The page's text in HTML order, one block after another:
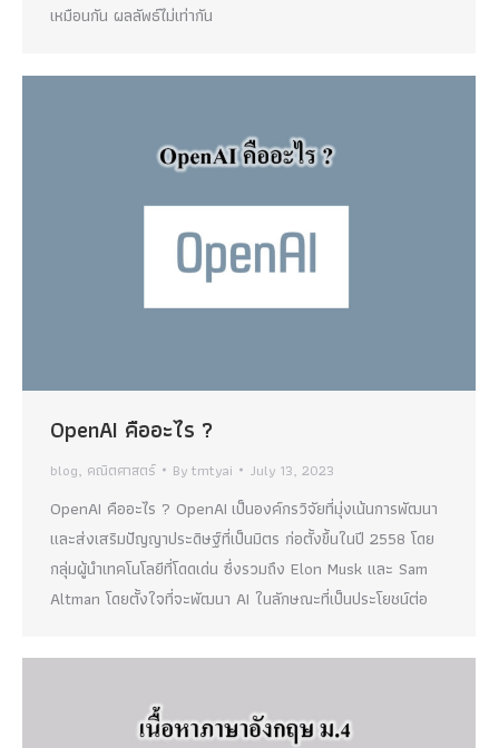
เหมือนกัน ผลลัพธ์ไม่เท่ากัน
OpenAI คืออะไร ?
blog, คณิตศาสตร์ Bytmtyai July 13, 2023
OpenAI คืออะไร ? OpenAI เป็นองค์กรวิจัยที่มุ่งเน้นการพัฒนา
และส่งเสริมปัญญาประดิษฐ์ที่เป็นมิตร ก่อตั้งขึ้นในปี 2558 โดย
กลุ่มผู้นำเทคโนโลยีที่โดดเด่น ซึ่งรวมถึง Elon Musk และ Sam
Altman โดยตั้งใจที่จะพัฒนา AI ในลักษณะที่เป็นประโยชน์ต่อ